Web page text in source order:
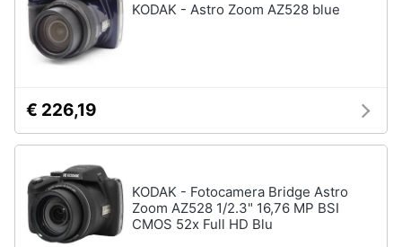
Salute
e
Beauty
Giocattoli
Prima
infanzia
Prodotti
Telescopio
Binocolo
Microscopio
Vedi
KODAK - Astro Zoom AZ528 blue
€ 226,19
KODAK - Fotocamera Bridge Astro
Zoom AZ528 1/2.3" 16,76 MP BSI
CMOS 52x Full HD Blu